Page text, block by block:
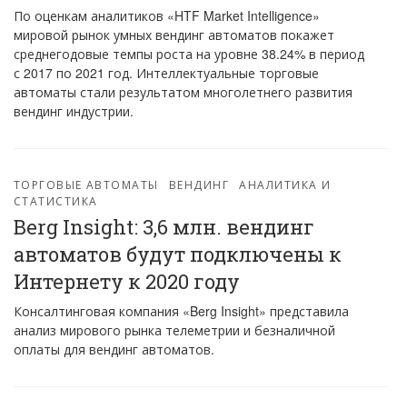
По оценкам аналитиков «HTF Market Intelligence»
мировой рынок умных вендинг автоматов покажет
среднегодовые темпы роста на уровне 38.24% в период
с 2017 по 2021 год. Интеллектуальные торговые
автоматы стали результатом многолетнего развития
вендинг индустрии.
ТОРГОВЫЕ АВТОМАТЫ ВЕНДИНГ
АНАЛИТИКА И
СТАТИСТИКА
Berg Insight: 3,6 млн. вендинг
автоматов будут подключены к
Интернету к 2020 году
Консалтинговая компания «Berg Insight» представила
анализ мирового рынка телеметрии и безналичной
оплаты для вендинг автоматов.